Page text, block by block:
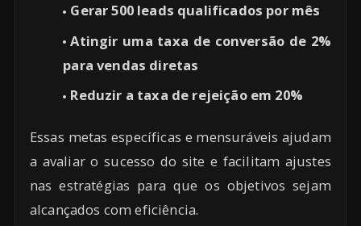
Gerar 500 leads qualificados por mês
Atingir uma taxa de conversão de 2%
para vendas diretas
Reduzir a taxa de rejeição em 20%
Essas metas específicas e mensuráveis ajudam
a avaliar o sucesso do site e facilitam ajustes
nas estratégias para que os objetivos sejam
alcançados com eficiência.